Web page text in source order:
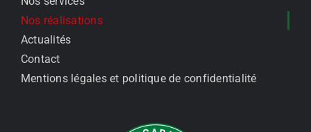
Nos réalisations
Actualités
Contact
Mentions légales et politique de confidentialité